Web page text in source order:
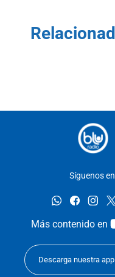
Síguenos
whatsapp
Más contenido en
Descarga nuestra